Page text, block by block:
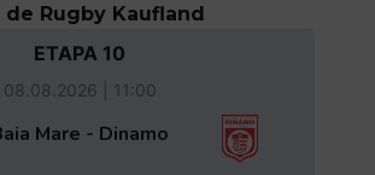
de Rugby Kaufland
ETAPA 10
08.08.2026 | 11:00
Mare - Dinamo